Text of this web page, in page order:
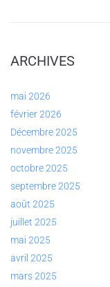
ARCHIVES
mai 2026
février 2026
Décembre 2025
novembre 2025
octobre 2025
septembre 2025
août 2025
juillet 2025
mai 2025
avril 2025
mars 2025